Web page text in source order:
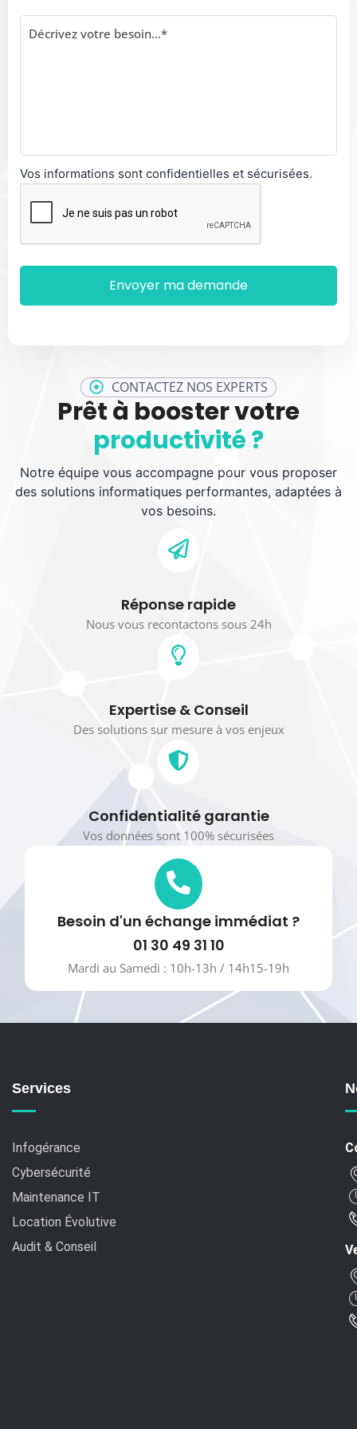
CONTACTEZ NOS EXPERTS
Prêt à booster votre
productivité ?
Notre équipe vous accompagne pour vous proposer
des solutions informatiques performantes, adaptées à
vos besoins.
Réponse rapide
Nous vous recontactons sous 24h
Expertise & Conseil
Des solutions sur mesure à vos enjeux
Confidentialité garantie
Vos données sont 100% sécurisées
Besoin d'un échange immédiat ?
01 30 49 31 10
Mardi au Samedi : 10h-13h / 14h15-19h
Vos informations sont confidentielles et sécurisées.
Services
Infogérance
Cybersécurité
Maintenance IT
Location Évolutive
Audit & Conseil